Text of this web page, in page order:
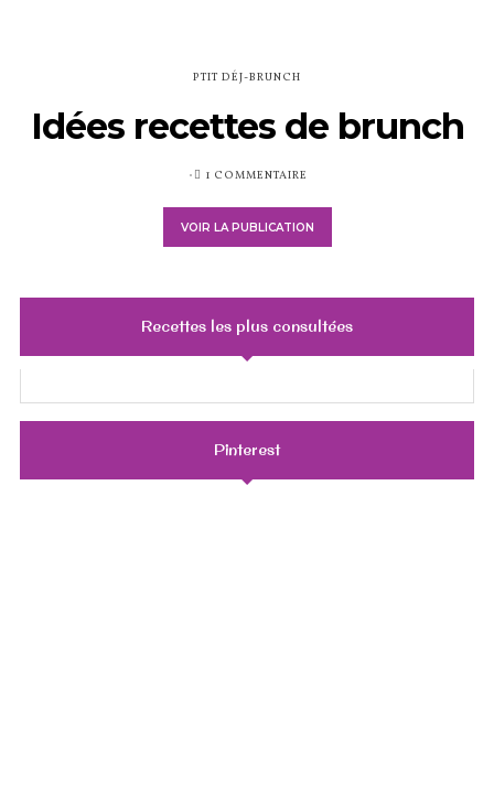
PTIT DÉJ-BRUNCH
Idées recettes de brunch
PUBLIÉ1 COMMENTAIRE
VOIR LA PUBLICATION
Recettes les plus consultées
Pinterest